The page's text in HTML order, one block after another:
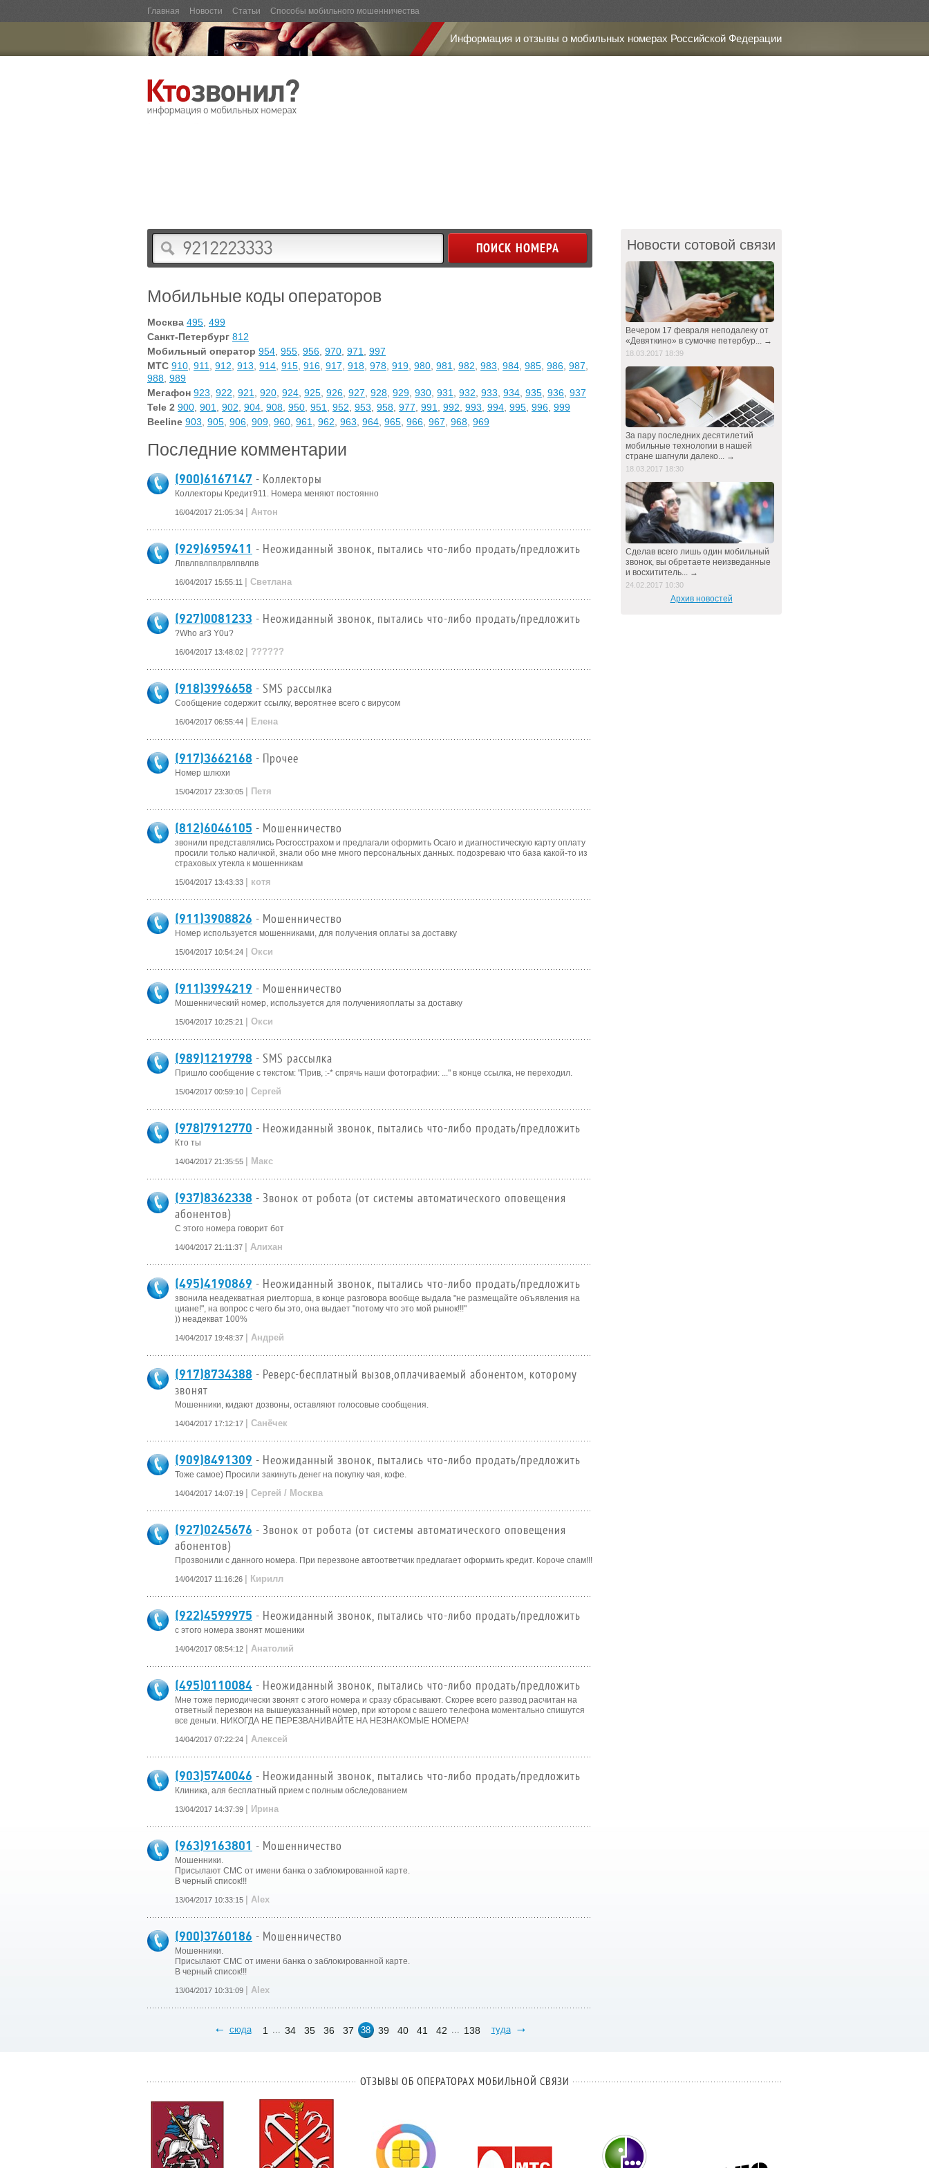
Главная Новости Статьи Способы мобильного мошенничества
Информация и отзывы о мобильных номерах Российской Федерации
Мобильные коды операторов
Москва 495 499
Санкт-Петербург 812
Мобильный оператор 954 955 956 970 971
997
МТС 910 911 912 913 914 915 916 917 918 978 919 980 981 982 983 984 985 986 987
988 989
Мегафон 923 922 921 920 924 925 926 927 928 929 930 931 932 933 934 935 936 937
Tele 2 900 901 902 904 908 950 951 952 953 958 977 991 992 993 994 995 996 999
Beeline 903 905 906 909 960 961 962 963 964 965 966 967 968 969
Последние комментарии
(900)6167147 - Коллекторы
Коллекторы Кредит911. Номера меняют постоянно
16/04/2017 21:05:34 | Антон
(929)6959411 - Неожиданный звонок, пытались что-либо продать/предложить
Лпвлпвлпвлрвлпвлпв
16/04/2017 15:55:11 | Светлана
(927)0081233 - Неожиданный звонок, пытались что-либо продать/предложить
?Who ar3 Y0u?
16/04/2017 13:48:02 | ??????
(918)3996658 - SMS рассылка
Сообщение содержит ссылку, вероятнее всего с вирусом
16/04/2017 06:55:44 | Елена
(917)3662168 - Прочее
Номер шлюхи
15/04/2017 23:30:05 | Петя
(812)6046105 - Мошенничество
звонили представлялись Росгосстрахом и предлагали оформить Осаго и диагностическую карту оплату
просили только наличкой, знали обо мне много персональных данных. подозреваю что база какой-то из
страховых утекла к мошенникам
15/04/2017 13:43:33 | котя
(911)3908826 - Мошенничество
Номер используется мошенниками, для получения оплаты за доставку
15/04/2017 10:54:24 | Окси
(911)3994219 - Мошенничество
Мошеннический номер, используется для полученияоплаты за доставку
15/04/2017 10:25:21 | Окси
(989)1219798 - SMS рассылка
Пришло сообщение с текстом: "Прив, :-* спрячь наши фотографии: ..." в конце ссылка, не переходил.
15/04/2017 00:59:10 | Сергей
(978)7912770 - Неожиданный звонок, пытались что-либо продать/предложить
Кто ты
14/04/2017 21:35:55 | Макс
(937)8362338 - Звонок от робота (от системы автоматического оповещения
абонентов)
С этого номера говорит бот
14/04/2017 21:11:37 | Алихан
(495)4190869 - Неожиданный звонок, пытались что-либо продать/предложить
звонила неадекватная риелторша, в конце разговора вообще выдала "не размещайте объявления на
циане!", на вопрос с чего бы это, она выдает "потому что это мой рынок!!!"
)) неадекват 100%
14/04/2017 19:48:37 | Андрей
(917)8734388 - Реверс-бесплатный вызов,оплачиваемый абонентом, которому
звонят
Мошенники, кидают дозвоны, оставляют голосовые сообщения.
14/04/2017 17:12:17 | Санёчек
(909)8491309 - Неожиданный звонок, пытались что-либо продать/предложить
Тоже самое) Просили закинуть денег на покупку чая, кофе.
14/04/2017 14:07:19 | Сергей / Москва
(927)0245676 - Звонок от робота (от системы автоматического оповещения
абонентов)
Прозвонили с данного номера. При перезвоне автоответчик предлагает оформить кредит. Короче спам!!!
14/04/2017 11:16:26 | Кирилл
(922)4599975 - Неожиданный звонок, пытались что-либо продать/предложить
с этого номера звонят мошеники
14/04/2017 08:54:12 | Анатолий
(495)0110084 - Неожиданный звонок, пытались что-либо продать/предложить
Мне тоже периодически звонят с этого номера и сразу сбрасывают. Скорее всего развод расчитан на
ответный перезвон на вышеуказанный номер, при котором с вашего телефона моментально спишутся
все деньги. НИКОГДА НЕ ПЕРЕЗВАНИВАЙТЕ НА НЕЗНАКОМЫЕ НОМЕРА!
14/04/2017 07:22:24 | Алексей
(903)5740046 - Неожиданный звонок, пытались что-либо продать/предложить
Клиника, аля бесплатный прием с полным обследованием
13/04/2017 14:37:39 | Ирина
(963)9163801 - Мошенничество
Мошенники.
Присылают СМС от имени банка о заблокированной карте.
В черный список!!!
13/04/2017 10:33:15 | Alex
(900)3760186 - Мошенничество
Мошенники.
Присылают СМС от имени банка о заблокированной карте.
В черный список!!!
13/04/2017 10:31:09 | Alex
сюда 1 34 35 36 37 38 39 40 41 42 138 туда
Новости сотовой связи
Вечером 17 февраля неподалеку от
«Девяткино» в сумочке петербур... →
18.03.2017 18:39
За пару последних десятилетий
мобильные технологии в нашей
стране шагнули далеко... →
18.03.2017 18:30
Сделав всего лишь один мобильный
звонок, вы обретаете неизведанные
и восхититель... →
24.02.2017 10:30
Архив новостей
ОТЗЫВЫ ОБ ОПЕРАТОРАХ МОБИЛЬНОЙ СВЯЗИ